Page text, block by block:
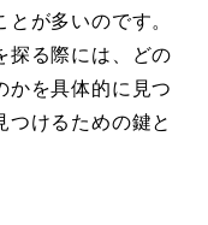
が多いのです。
探る際には、どの
かを具体的に見つ
つけるための鍵と